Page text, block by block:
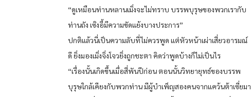
“ดูเหมือนท่านหลานเมิ่งจะไม่ทราบ บรรพบุรุษของพวกเรากับ
ท่านถัง เซิงอี้มีความขัดแย้งบางประการ”
ปกติแล้วนี่เป็นความลับที่ไม่ควรพูด แต่หัวหน้าเผ่าเสี่ยวอารมณ์
ดี ยิ่งมองเมิ่งจิ่งโจวยิ่งถูกชะตา คิดว่าพูดบ้างก็ไม่เป็นไร
“เรื่องนั้นเกิดขึ้นเมื่อสี่พันปีก่อน ตอนนั้นวิทยายุทธ์ของบรรพ
บุรุษใกล้เคียงกับพวกท่าน มีผู้บำเพ็ญสองคนจากแคว้นต้าเซี่ยมา